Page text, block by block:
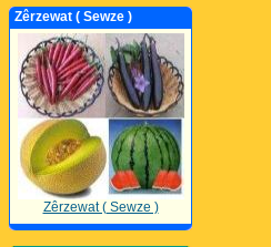
Zêrzewat ( Sewze )
Zêrzewat ( Sewze )